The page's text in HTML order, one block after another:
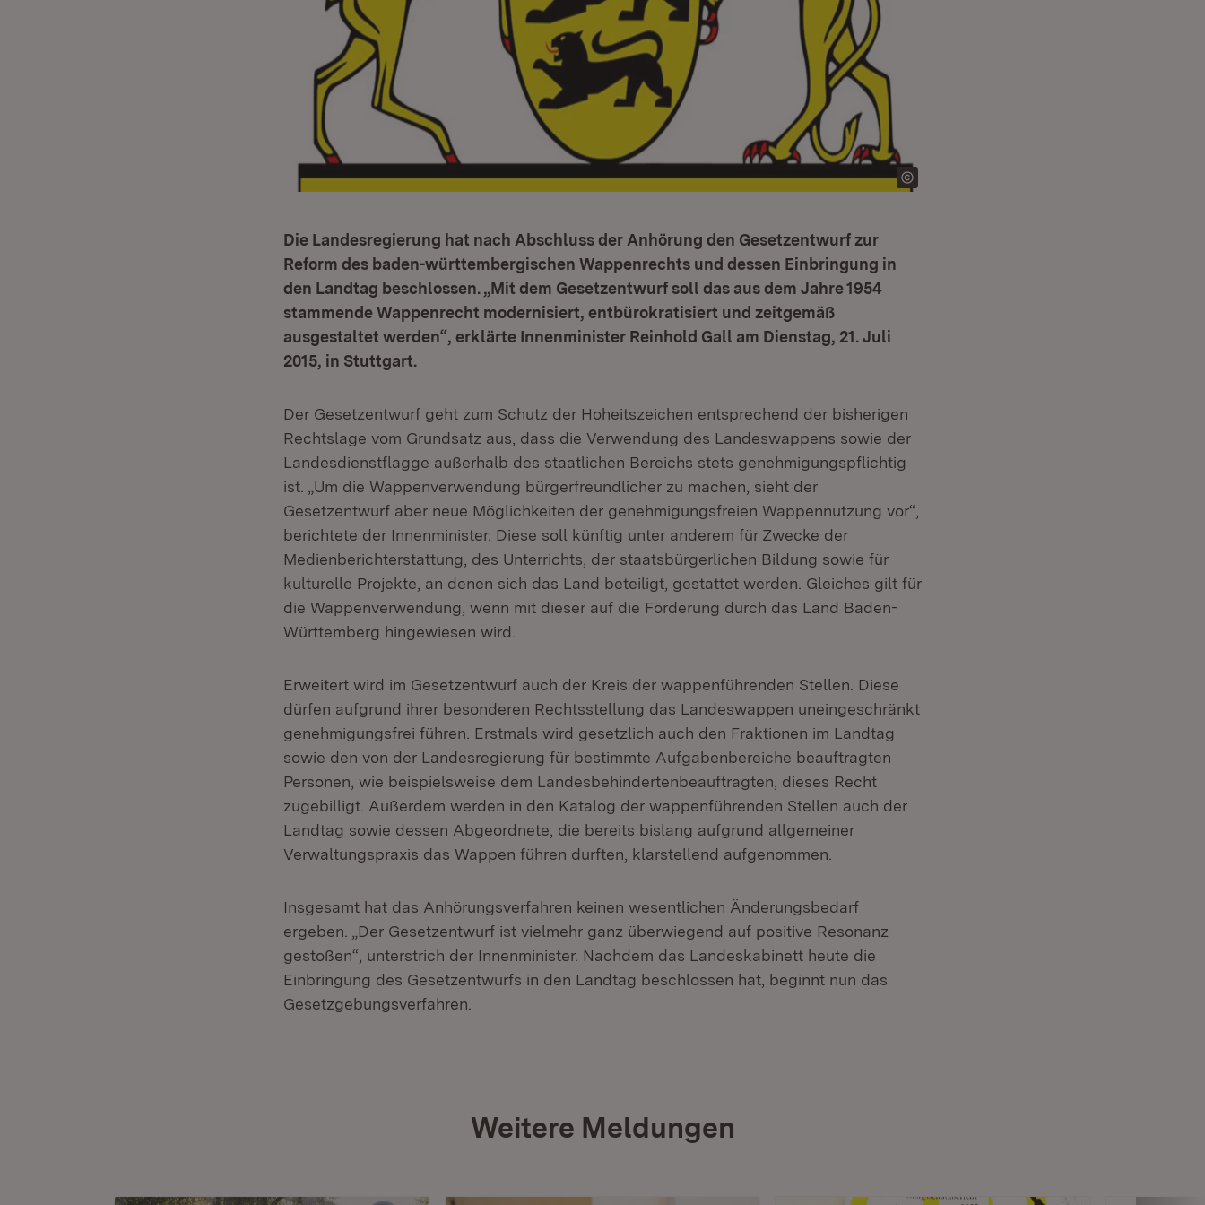
Die Landesregierung hat nach Abschluss der Anhörung den Gesetzentwurf zur
Reform des baden-württembergischen Wappenrechts und dessen Einbringung in
den Landtag beschlossen. „Mit dem Gesetzentwurf soll das aus dem Jahre 1954
stammende Wappenrecht modernisiert, entbürokratisiert und zeitgemäß
ausgestaltet werden“, erklärte Innenminister Reinhold Gall am Dienstag, 21. Juli
2015, in Stuttgart.
Der Gesetzentwurf geht zum Schutz der Hoheitszeichen entsprechend der bisherigen
Rechtslage vom Grundsatz aus, dass die Verwendung des Landeswappens sowie der
Landesdienstflagge außerhalb des staatlichen Bereichs stets genehmigungspflichtig
ist. „Um die Wappenverwendung bürgerfreundlicher zu machen, sieht der
Gesetzentwurf aber neue Möglichkeiten der genehmigungsfreien Wappennutzung vor“,
berichtete der Innenminister. Diese soll künftig unter anderem für Zwecke der
Medienberichterstattung, des Unterrichts, der staatsbürgerlichen Bildung sowie für
kulturelle Projekte, an denen sich das Land beteiligt, gestattet werden. Gleiches gilt für
die Wappenverwendung, wenn mit dieser auf die Förderung durch das Land Baden-
Württemberg hingewiesen wird.
Erweitert wird im Gesetzentwurf auch der Kreis der wappenführenden Stellen. Diese
dürfen aufgrund ihrer besonderen Rechtsstellung das Landeswappen uneingeschränkt
genehmigungsfrei führen. Erstmals wird gesetzlich auch den Fraktionen im Landtag
sowie den von der Landesregierung für bestimmte Aufgabenbereiche beauftragten
Personen, wie beispielsweise dem Landesbehindertenbeauftragten, dieses Recht
zugebilligt. Außerdem werden in den Katalog der wappenführenden Stellen auch der
Landtag sowie dessen Abgeordnete, die bereits bislang aufgrund allgemeiner
Verwaltungspraxis das Wappen führen durften, klarstellend aufgenommen.
Insgesamt hat das Anhörungsverfahren keinen wesentlichen Änderungsbedarf
ergeben. „Der Gesetzentwurf ist vielmehr ganz überwiegend auf positive Resonanz
gestoßen“, unterstrich der Innenminister. Nachdem das Landeskabinett heute die
Einbringung des Gesetzentwurfs in den Landtag beschlossen hat, beginnt nun das
Gesetzgebungsverfahren.
Weitere Meldungen